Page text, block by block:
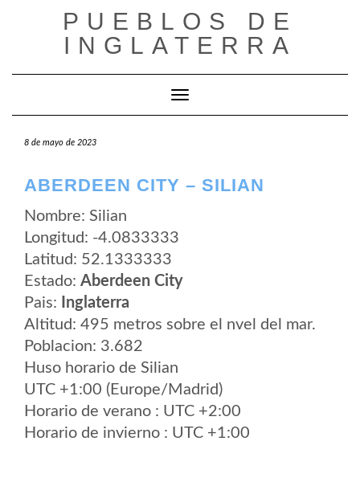
PUEBLOS DE
INGLATERRA
Cambiar modo de navegación
8 de mayo de 2023
ABERDEEN CITY – SILIAN
Nombre: Silian
Longitud: -4.0833333
Latitud: 52.1333333
Estado: Aberdeen City
Pais:
Inglaterra
Altitud: 495 metros sobre el nvel del mar.
Poblacion: 3.682
Huso horario de Silian
UTC +1:00 (Europe/Madrid)
Horario de verano : UTC +2:00
Horario de invierno : UTC +1:00